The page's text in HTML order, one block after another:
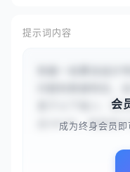
提示词内容
基于以下输入：算
品SKU中，根据
会
成为终身会员